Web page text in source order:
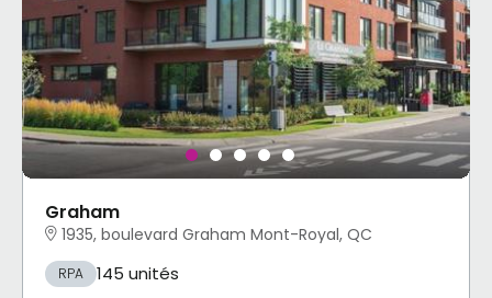
Graham
1935, boulevard Graham Mont-Royal, QC
RPA 145 unités